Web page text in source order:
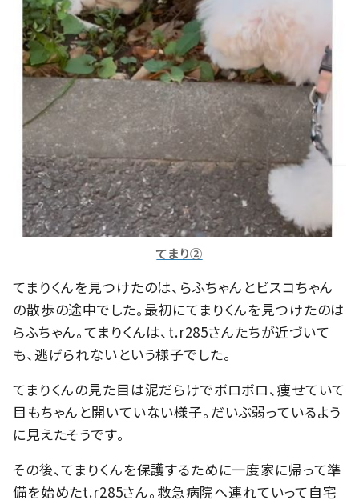
てまり②
てまりくんを見つけたのは、らふちゃんとビスコちゃん
の散歩の途中でした。最初にてまりくんを見つけたのは
らふちゃん。てまりくんは、t.r285さんたちが近づいて
も、逃げられないという様子でした。
てまりくんの見た目は泥だらけでボロボロ、痩せていて
目もちゃんと開いていない様子。だいぶ弱っているよう
に見えたそうです。
その後、てまりくんを保護するために一度家に帰って準
備を始めたt.r285さん。救急病院へ連れていって自宅